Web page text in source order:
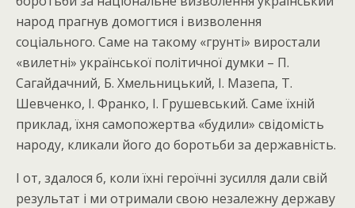
народ прагнув домогтися і визволення
соціального. Саме на такому «грунті» виростали
«вилетні» української політичної думки – П.
Сагайдачний, Б. Хмельницький, І. Мазепа, Т.
Шевченко, І. Франко, І. Грушевський. Саме їхній
приклад, їхня самопожертва «будили» свідомість
народу, кликали його до боротьби за державність.
І от, здалося б, коли їхні героїчні зусилля дали свій
результат і ми отримали свою незалежну державу